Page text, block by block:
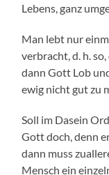
Lebens, ganz
Man lebt nur
verbracht, d. h.
dann Gott Lob
ewig nicht gut zu
Soll im Dasein
Gott doch, denn
dann muss
Mensch ein